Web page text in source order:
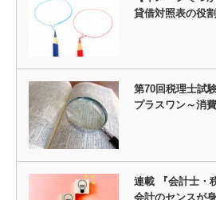
貸借対照表の役割
第70回税理士試
プラスワン～消
連載 『会計士・
会計のセンスが